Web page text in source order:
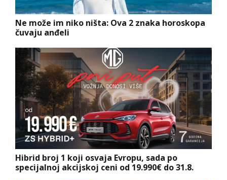
Ne može im niko ništa: Ova 2 znaka horoskopa
čuvaju anđeli
Hibrid broj 1 koji osvaja Evropu, sada po
specijalnoj akcijskoj ceni od 19.990€ do 31.8.